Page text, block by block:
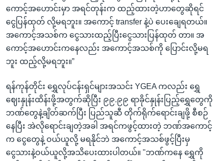
ကောင့်အဟောင်းမှာ အရင်တုန်းက ထည့်ထားတဲ့ဟာတွေဆိုရင်
ငွေပြန်ထုတ် လို့မရဘူး။ အကောင့် transfer နဲ့ပဲ ပေးချေရတယ်။
အကောင့်အသစ်က ငွေသားထည့်ပြီးငွေသားပြန်ထုတ် တာ။ အ
ကောင့်အဟောင်းကနေလည်း အကောင့်အသစ်ကို ပြောင်းလို့မရ
ဘူး ထည့်လို့မရဘူး။”
ရန်ကုန်တိုင်း ရွှေလုပ်ငန်းရှင်များအသင်း YGEA ကလည်း ရွှေ
ဈေးနှုန်းထိန်းဖို့အတွက်ဆိုပြီး ၉၉.၉၉ ရာခိုင်နှုန်းပြည့်ရွှေတွေကို
ဘဏ်တွေနဲ့ချိတ်ဆက်ပြီး ပြည်သူဆီ တိုက်ရိုက်ရောင်းချဖို့ စီစဉ်
နေပြီး အဲလိုရောင်းချတဲ့အခါ အရင်ကဖွင့်ထားတဲ့ ဘဏ်အကောင့်
က ငွေတွေနဲ့ ဝယ်ယူလို့ မရနိုင်ဘဲ အကောင့်အသစ်ဖွင့်ပြီးမှ
ငွေသားနဲ့ဝယ်ယူလို့အသိပေးထားပါတယ်။ "ဘဏ်ကနေ ရွှေကို